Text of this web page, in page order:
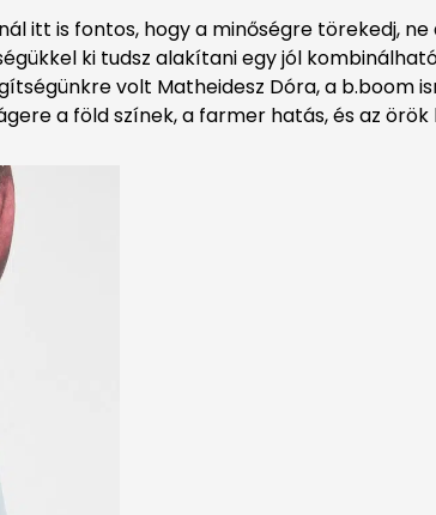
itt is fontos, hogy a minőségre törekedj,
ki tudsz alakítani egy jól
volt Matheidesz Dóra, a b.boom
a föld színek, a farmer hatás, és az